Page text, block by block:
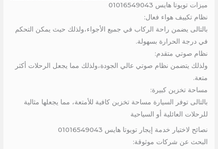
ميزات تويوتا هايس 01016549043
نظام تكييف هواء فعال:
بالتالى يضمن راحة الركاب في جميع الأجواء،ولذلك حيث يمكن التحكم
في درجة الحرارة بسهولة.
نظام صوتي متقدم:
ولذلك يتضمن نظام صوتي عالي الجودة،ولذلك مما يجعل الرحلات أكثر
متعة.
مساحة تخزين كبيرة:
بالتالى توفر السيارة مساحة تخزين كافية للأمتعة، مما يجعلها مثالية
للرحلات العائلية أو السياحية
نصائح لاختيار خدمة إيجار تويوتا هايس 01016549043
البحث عن شركات موثوقة: